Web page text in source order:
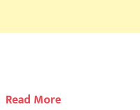
Read More